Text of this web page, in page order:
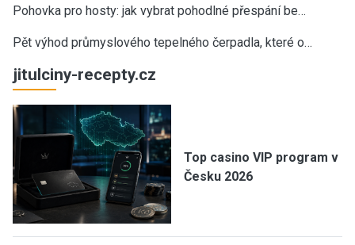
Pohovka pro hosty: jak vybrat pohodlné přespání be…
Pět výhod průmyslového tepelného čerpadla, které o…
jitulciny-recepty.cz
Top casino VIP program v
Česku 2026